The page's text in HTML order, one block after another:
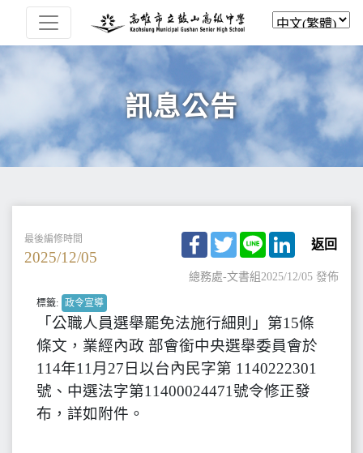
訊息公告
最後編修時間
2025/12/05
Facebook
TwitterLine LinkedIn
返回
總務處-文書組2025/12/05 發佈
標籤: 政令宣導
「公職人員選舉罷免法施行細則」第15條
條文，業經內政 部會銜中央選舉委員會於
114年11月27日以台內民字第 1140222301
號、中選法字第11400024471號令修正發
布，詳如附件。